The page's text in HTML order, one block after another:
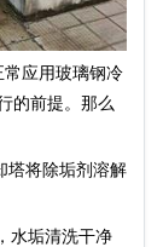
应用玻璃钢冷
的前提。那么
将除垢剂溶解
垢清洗干净